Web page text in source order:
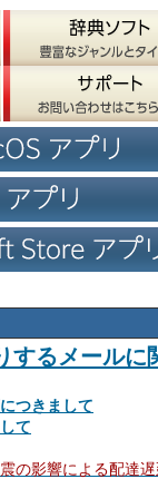
するメールに
つきまして
て
の影響による配達